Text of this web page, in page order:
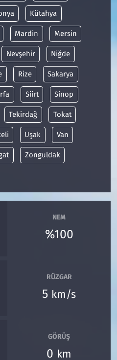
Kütahya
Mardin Mersin
Nevşehir Niğde
Rize Sakarya
Siirt Sinop
Tekirdağ Tokat
Uşak Van
Zonguldak
NEM
%100
RÜZGAR
5 km/s
GÖRÜŞ
0 km